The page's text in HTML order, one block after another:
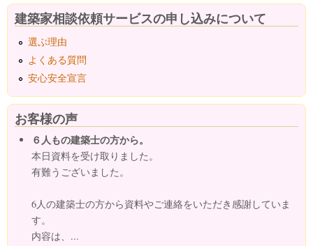
建築家相談依頼サービスの申し込みについて
選ぶ理由
よくある質問
安心安全宣言
お客様の声
６人もの建築士の方から。
本日資料を受け取りました。
有難うございました。
6人の建築士の方から資料やご連絡をいただき感謝していま
す。
内容は、...